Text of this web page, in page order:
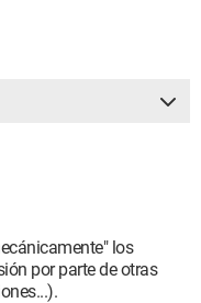
los
por parte de otras